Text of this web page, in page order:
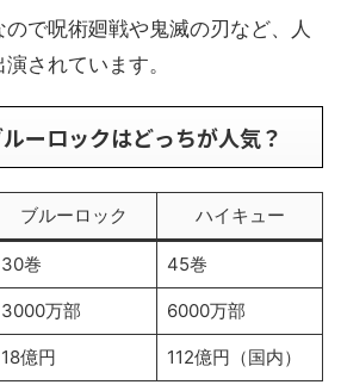
で呪術廻戦や鬼滅の刃など、人
されています。
ーロックはどっちが人気？
ブルーロック ハイキュー
30巻 45巻
3000万部 6000万部
18億円 112億円（国内）